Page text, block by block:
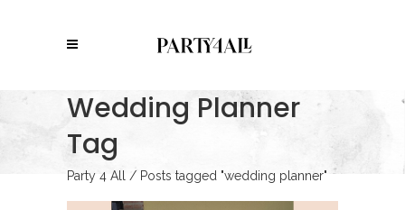
Wedding Planner
Tag
Party 4 All / Posts tagged "wedding planner"